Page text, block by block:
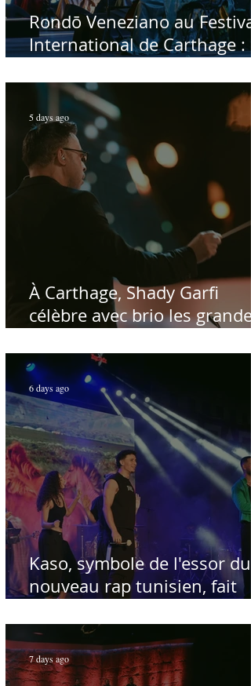
Rondō Veneziano au Festival
International de Carthage :
public tunisien
À Carthage, Shady Garfi
célèbre avec brio les grandes
Par Sofien Manaï
5 days ago
Kaso, symbole de l'essor du
nouveau rap tunisien, fait
international de Sfax - Par
Sofien Manaï
6 days ago
7 days ago